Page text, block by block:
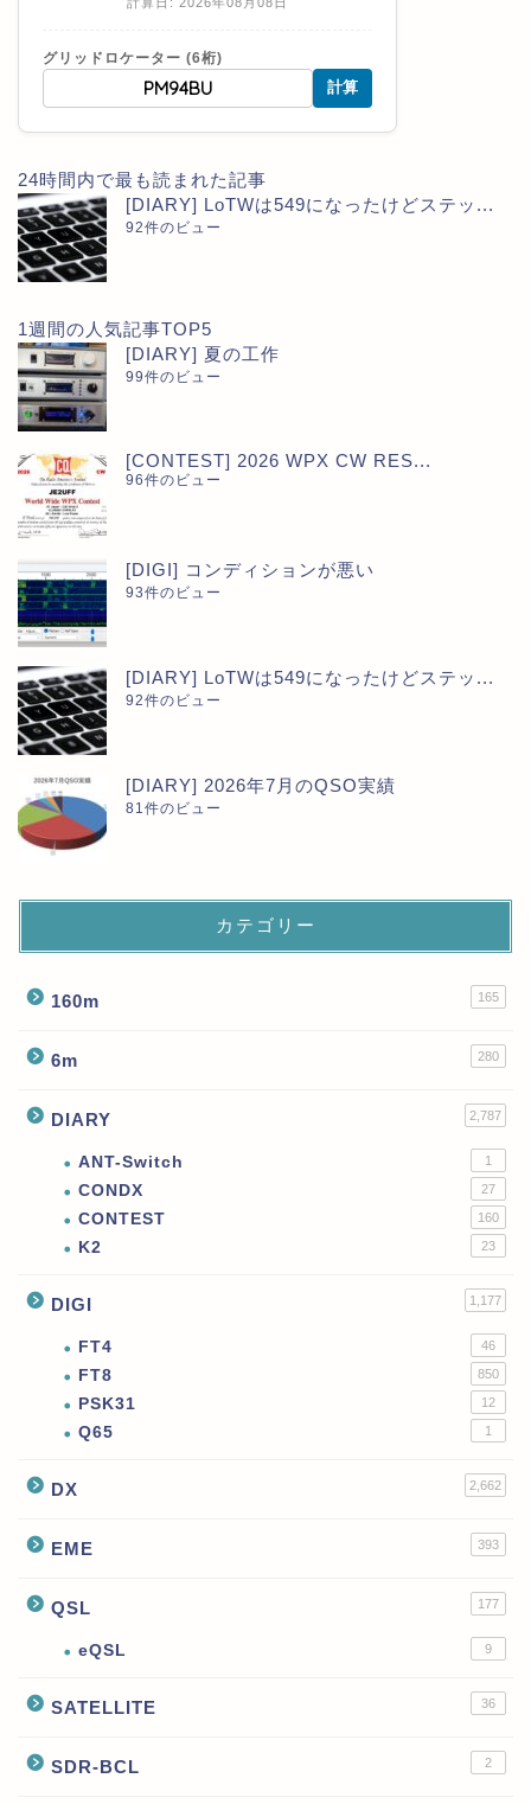
グリッドロケーター (6桁)
計算
24時間内で最も読まれた記事
[DIARY] LoTWは549になったけどステッ...
92件のビュー
1週間の人気記事TOP5
[DIARY] 夏の工作
99件のビュー
[CONTEST] 2026 WPX CW RES...
96件のビュー
[DIGI] コンディションが悪い
93件のビュー
[DIARY] LoTWは549になったけどステッ...
92件のビュー
[DIARY] 2026年7月のQSO実績
81件のビュー
カテゴリー
160m 165
6m 280
DIARY 2,787
ANT-Switch 1
CONDX 27
CONTEST 160
K2 23
DIGI 1,177
FT4 46
FT8 850
PSK31 12
Q65 1
DX 2,662
EME 393
QSL 177
eQSL 9
SATELLITE 36
SDR-BCL 2